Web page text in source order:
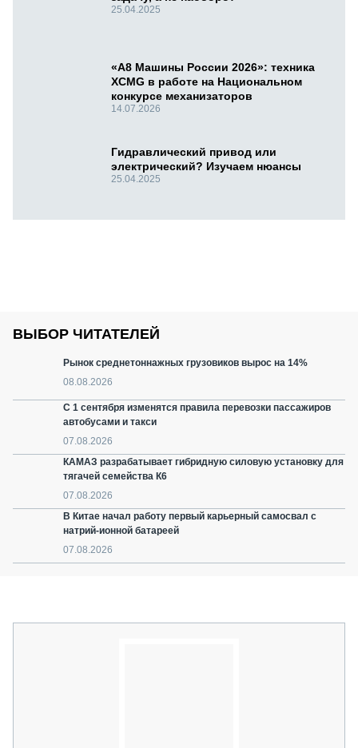
25.04.2025
«А8 Машины России 2026»: техника
XCMG в работе на Национальном
конкурсе механизаторов
14.07.2026
Гидравлический привод или
электрический? Изучаем нюансы
25.04.2025
ВЫБОР ЧИТАТЕЛЕЙ
Рынок среднетоннажных грузовиков вырос на 14%
08.08.2026
С 1 сентября изменятся правила перевозки пассажиров
автобусами и такси
07.08.2026
КАМАЗ разрабатывает гибридную силовую установку для
тягачей семейства К6
07.08.2026
В Китае начал работу первый карьерный самосвал с
натрий-ионной батареей
07.08.2026